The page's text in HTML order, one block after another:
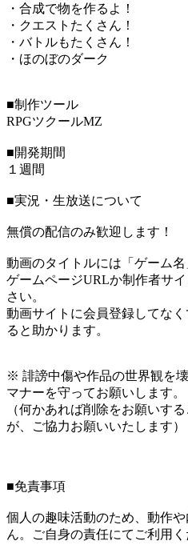
・合成で物を作るよ！
・クエストたくさん！
・バトルもたくさん！
・ほのぼのダーク
■制作ツール
RPGツクールMZ
■開発期間
１週間
■実況・生放送について
無償の配信のみ歓迎します！
動画のタイトルには「ゲーム
ゲームページURLか制作者サ
さい。
動画サイトに会員登録してな
ると助かります。
※ 誹謗中傷や作品の世界観を
マナーを守ってお願いします。
（何かあれば削除をお願いす
が、ご協力お願いいたします）
■免責事項
個人の趣味活動のため、動作
ん。ご自身の責任にてご利用く